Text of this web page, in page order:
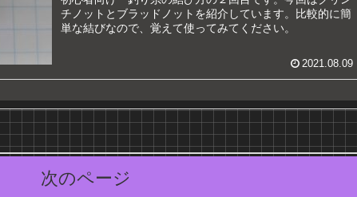
チノットとブラッドノットを紹介しています。比較的に簡
単な結びなので、覚えて使ってみてください。
2021.08.09
次のページ